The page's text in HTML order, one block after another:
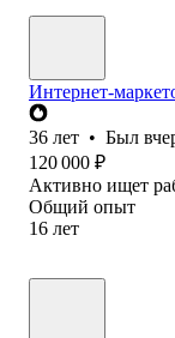
Интернет-
36 лет • Был
120 000 ₽
Активно ищет
Общий опыт
16 лет